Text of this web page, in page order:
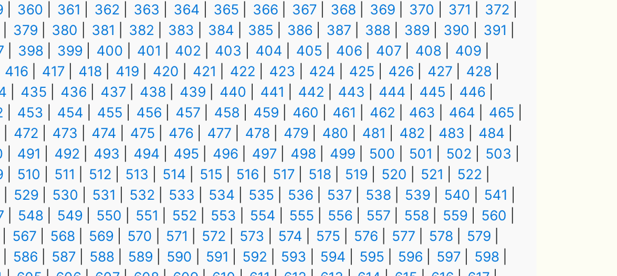
360 361 362 363 364 365 366 367 368 369 370 371
372
379
380 381 382 383 384 385 386 387 388 389 390
391
398 399 400 401 402 403 404 405 406 407 408
409
416
417 418 419 420 421 422 423 424 425 426 427
428
435 436 437 438 439 440 441 442 443 444 445
446
453 454 455 456 457 458 459 460 461 462 463 464
465
472
473 474 475 476 477 478 479 480 481 482 483
484
491 492 493 494 495 496 497 498 499 500 501 502
503
510 511 512 513 514 515 516 517 518 519 520 521
522
529
530 531 532 533 534 535 536 537 538 539 540
541
548 549 550 551 552 553 554 555 556 557 558 559
560
567
568 569 570 571 572 573 574 575 576 577 578
579
586
587 588 589 590 591 592 593 594 595 596 597
598